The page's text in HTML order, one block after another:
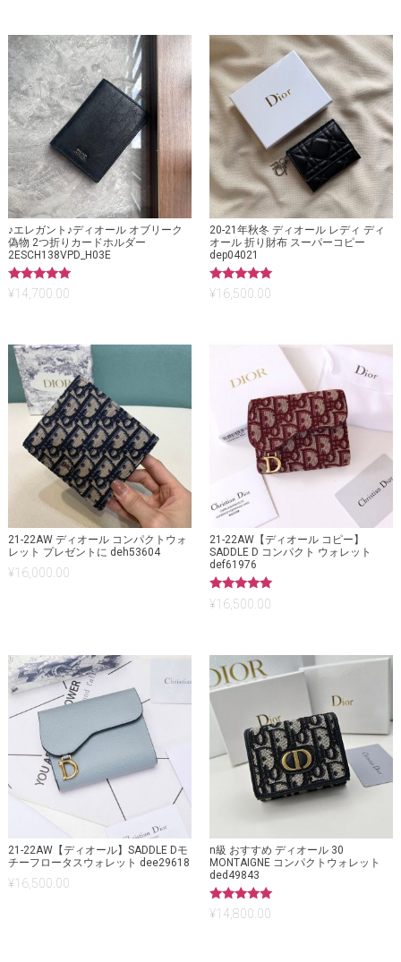
♪エレガント♪ディオール オブリーク
偽物 2つ折りカードホルダー
2ESCH138VPD_H03E
5段階中
5.00
¥14,700.00
20-21年秋冬 ディオール レディ ディ
オール 折り財布 スーパーコピー
dep04021
5段階中
5.00
¥16,500.00
21-22AW ディオール コンパクトウォ
レット プレゼントに deh53604
¥16,000.00
21-22AW【ディオール コピー】
SADDLE D コンパクト ウォレット
def61976
5段階中
5.00
¥16,500.00
21-22AW【ディオール】SADDLE Dモ
チーフロータスウォレット dee29618
¥16,500.00
n級 おすすめ ディオール 30
MONTAIGNE コンパクトウォレット
ded49843
5段階中
5.00
¥14,800.00